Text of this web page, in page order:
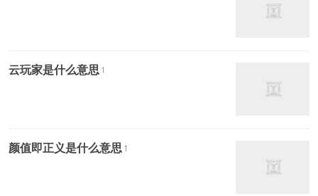
云玩家是什么意思1
颜值即正义是什么意思1